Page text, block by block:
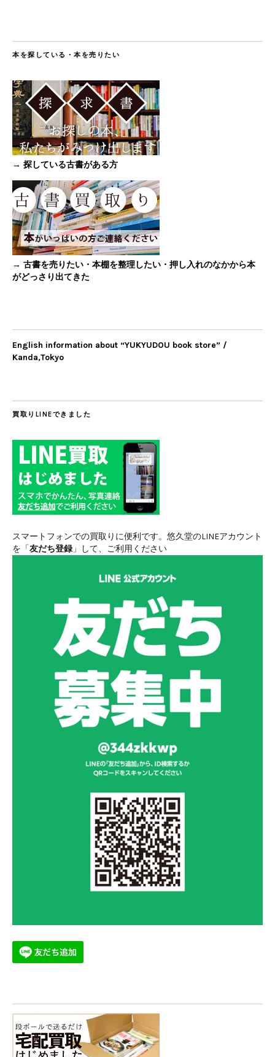
本を探している・本を売りたい
→ 探している古書がある方
→ 古書を売りたい・本棚を整理したい・押し入れのなかから本
がどっさり出てきた
English information about “YUKYUDOU book store” /
Kanda,Tokyo
買取りLINEできました
スマートフォンでの買取りに便利です。悠久堂のLINEアカウント
を「友だち登録 」して、ご利用ください